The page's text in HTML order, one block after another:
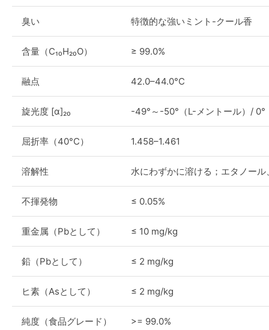
臭い 特徴的な強いミント-クール香
含量（C₁₀H₂₀O） ≥ 99.0%
融点 42.0–44.0°C
旋光度 [α]₂₀ -49°～-50°（L-メントール）/ 0°
屈折率（40°C） 1.458–1.461
溶解性 水にわずかに溶ける；エタノー
不揮発物 ≤ 0.05%
重金属（Pbとして） ≤ 10 mg/kg
鉛（Pbとして） ≤ 2 mg/kg
ヒ素（Asとして） ≤ 2 mg/kg
純度（食品グレード） >= 99.0%